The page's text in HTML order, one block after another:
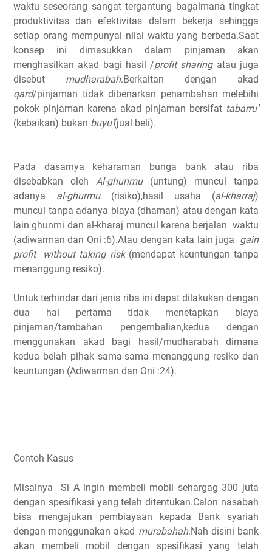
waktu seseorang sangat tergantung bagaimana tingkat
produktivitas dan efektivitas dalam bekerja sehingga
setiap orang mempunyai nilai waktu yang berbeda.Saat
konsep ini dimasukkan dalam pinjaman akan
menghasilkan akad bagi hasil /profit sharing atau juga
disebut mudharabah.Berkaitan dengan akad
qard/pinjaman tidak dibenarkan penambahan melebihi
pokok pinjaman karena akad pinjaman bersifat tabarru’
(kebaikan) bukan buyu’(jual beli).
Pada dasarnya keharaman bunga bank atau riba
disebabkan oleh Al-ghunmu (untung) muncul tanpa
adanya al-ghurmu(risiko),hasil usaha (al-kharraj)
muncul tanpa adanya biaya (dhaman) atau dengan kata
lain ghunmi dan al-kharaj muncul karena berjalan waktu
(adiwarman dan Oni :6).Atau dengan kata lain juga gain
profit without taking risk(mendapat keuntungan tanpa
menanggung resiko).
Untuk terhindar dari jenis riba ini dapat dilakukan dengan
dua hal pertama tidak menetapkan biaya
pinjaman/tambahan pengembalian,kedua dengan
menggunakan akad bagi hasil/mudharabah dimana
kedua belah pihak sama-sama menanggung resiko dan
keuntungan (Adiwarman dan Oni :24).
Contoh Kasus
Misalnya Si A ingin membeli mobil sehargag 300 juta
dengan spesifikasi yang telah ditentukan.Calon nasabah
bisa mengajukan pembiayaan kepada Bank syariah
dengan menggunakan akad murabahah.Nah disini bank
akan membeli mobil dengan spesifikasi yang telah